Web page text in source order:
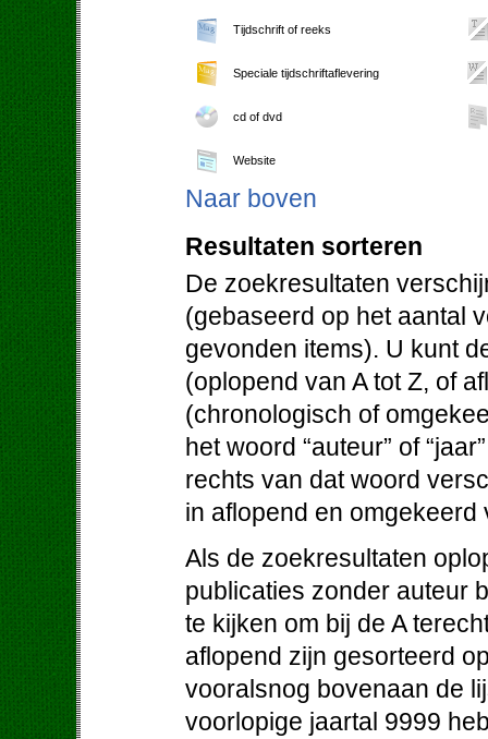
Tijdschrift of reeks
Speciale tijdschriftaflevering
cd of dvd
Website
Naar boven
Resultaten sorteren
De zoekresultaten
(gebaseerd op het aantal
gevonden items). U kunt
(oplopend van A tot Z, of
(chronologisch of
het woord “auteur” of
rechts van dat woord
in aflopend en omgekeerd
Als de zoekresultaten
publicaties zonder auteur
te kijken om bij de A
aflopend zijn gesorteerd
vooralsnog bovenaan de
voorlopige jaartal 9999